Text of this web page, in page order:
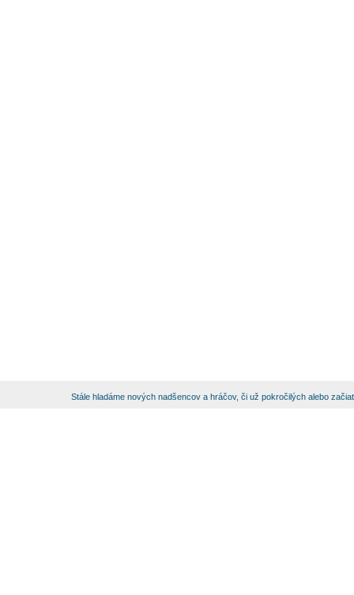
Stále hladáme nových nadšencov a hráčov, či už pokročilých alebo